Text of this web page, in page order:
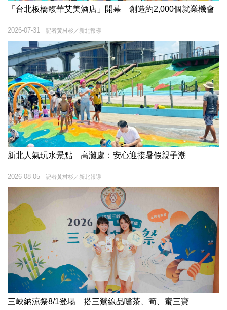
「台北板橋馥華艾美酒店」開幕 創造約2,000個就業機會
記者黃村杉／新北報導
2026-07-31
新北人氣玩水景點 高灘處：安心迎接暑假親子潮
記者黃村杉／新北報導
2026-08-05
三峽納涼祭8/1登場 搭三鶯線品嚐茶、筍、蜜三寶